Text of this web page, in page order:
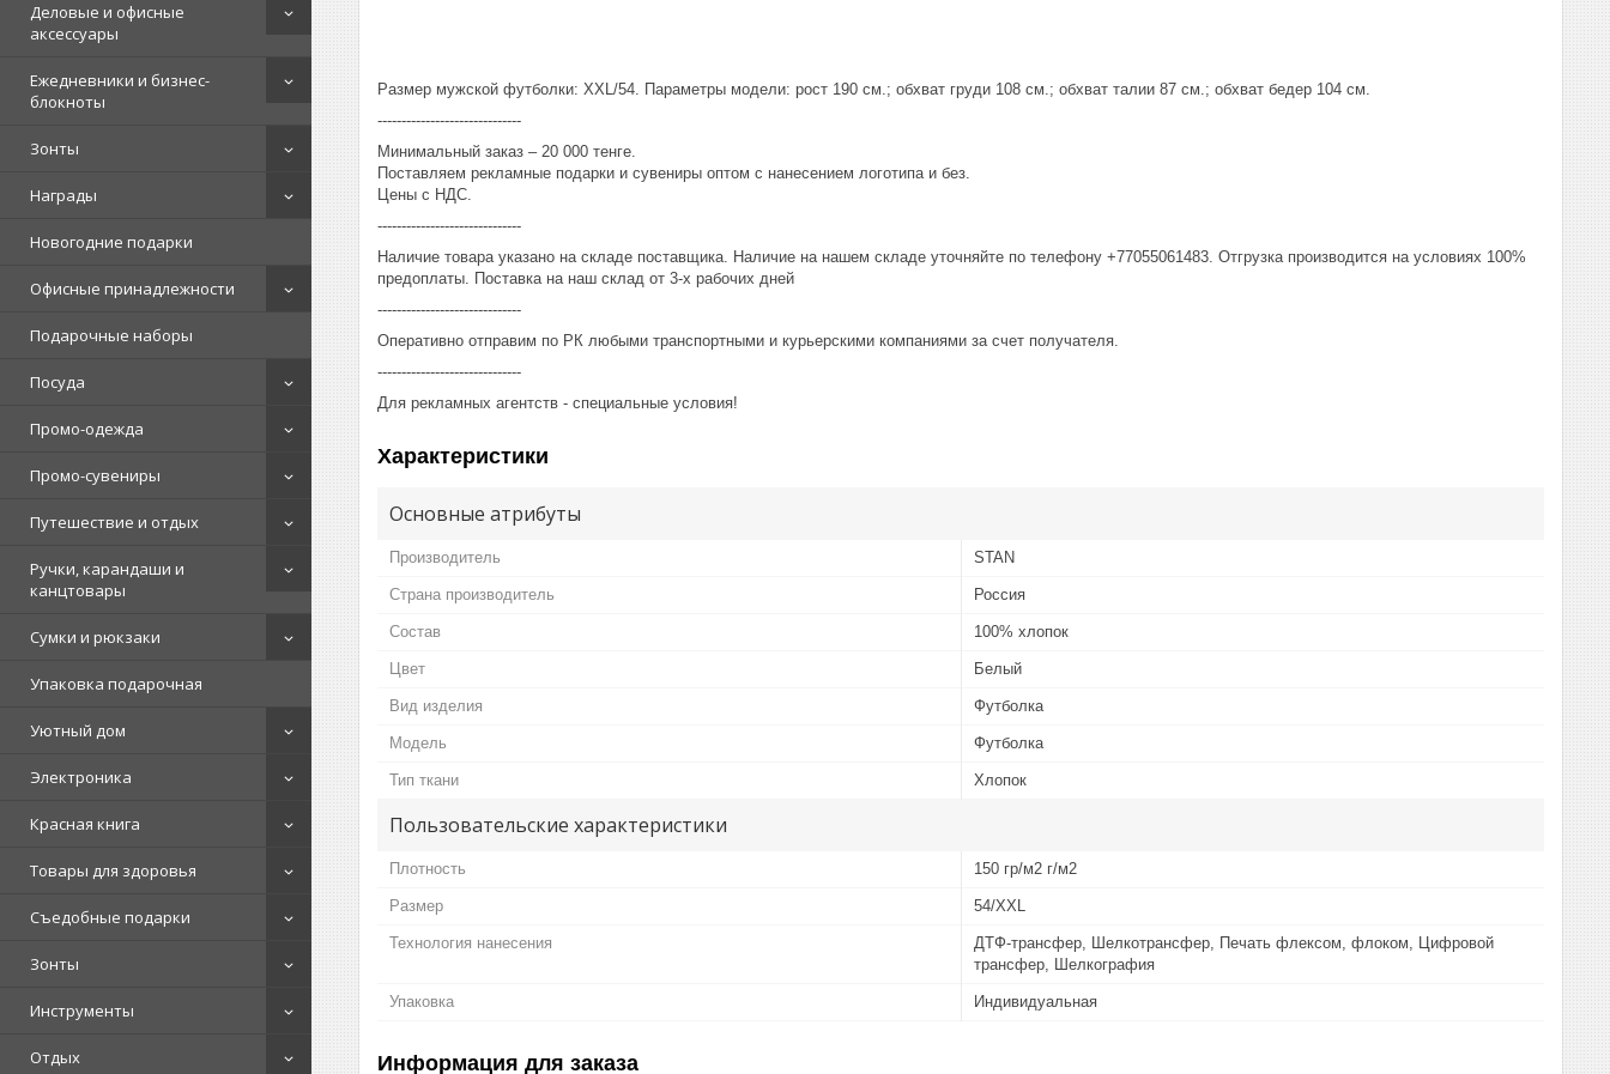
Деловые и офисные
аксессуары
Ежедневники и бизнес-
блокноты
Зонты
Награды
Новогодние подарки
Офисные принадлежности
Подарочные наборы
Посуда
Промо-одежда
Промо-сувениры
Путешествие и отдых
Ручки, карандаши и
канцтовары
Сумки и рюкзаки
Упаковка подарочная
Уютный дом
Электроника
Красная книга
Товары для здоровья
Съедобные подарки
Зонты
Инструменты
Отдых
Размер мужской футболки: XXL/54. Параметры модели: рост 190 см.; обхват груди 108 см.; обхват талии 87 см.; обхват бедер 104 см.
------------------------------
Минимальный заказ – 20 000 тенге.
Поставляем рекламные подарки и сувениры оптом с нанесением логотипа и без.
Цены с НДС.
------------------------------
Наличие товара указано на складе поставщика. Наличие на нашем складе уточняйте по телефону +77055061483. Отгрузка производится на условиях 100%
предоплаты. Поставка на наш склад от 3-x рабочих дней
------------------------------
Оперативно отправим по РК любыми транспортными и курьерскими компаниями за счет получателя.
------------------------------
Для рекламных агентств - специальные условия!
Характеристики
Основные атрибуты
Производитель STAN
Страна производитель Россия
Состав 100% хлопок
Цвет Белый
Вид изделия Футболка
Мoдель Футболка
Тип ткани Хлопок
Пользовательские характеристики
Плотность 150 гр/м2 г/м2
Размер 54/XXL
Технология нанесения
ДТФ-трансфер, Шелкотрансфер, Печать флексом, флоком, Цифровой
трансфер, Шелкография
Упаковка Индивидуальная
Информация для заказа